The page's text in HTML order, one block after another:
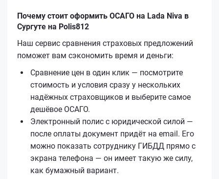
Почему стоит оформить ОСАГО на Lada Niva в
Сургуте на Polis812
Наш сервис сравнения страховых предложений
поможет вам сэкономить время и деньги:
Сравнение цен в один клик — посмотрите
стоимость и условия сразу у нескольких
надёжных страховщиков и выберите самое
дешёвое ОСАГО.
Электронный полис с юридической силой —
после оплаты документ придёт на email. Его
можно показать сотруднику ГИБДД прямо с
экрана телефона — он имеет такую же силу,
как бумажный вариант.